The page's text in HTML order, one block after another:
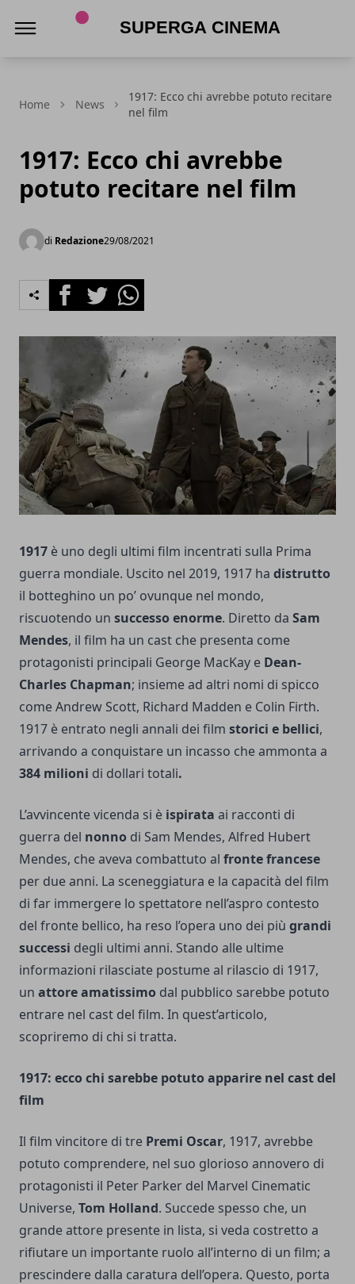
Home News
1917: Ecco chi avrebbe potuto recitare
nel film
1917: Ecco chi avrebbe
potuto recitare nel film
di Redazione29/08/2021
FacebookTwitterWhatsapp
1917 è uno degli ultimi film incentrati sulla Prima
guerra mondiale. Uscito nel 2019, 1917 ha distrutto
il botteghino un po’ ovunque nel mondo,
riscuotendo un successo enorme. Diretto da Sam
Mendes, il film ha un cast che presenta come
protagonisti principali George MacKay e Dean-
Charles Chapman; insieme ad altri nomi di spicco
come Andrew Scott, Richard Madden e Colin Firth.
1917 è entrato negli annali dei film storici e bellici,
arrivando a conquistare un incasso che ammonta a
384 milioni di dollari totali.
L’avvincente vicenda si è ispirata ai racconti di
guerra del nonno di Sam Mendes, Alfred Hubert
Mendes, che aveva combattuto al fronte francese
per due anni. La sceneggiatura e la capacità del film
di far immergere lo spettatore nell’aspro contesto
del fronte bellico, ha reso l’opera uno dei più grandi
successi degli ultimi anni. Stando alle ultime
informazioni rilasciate postume al rilascio di 1917,
un attore amatissimo dal pubblico sarebbe potuto
entrare nel cast del film. In quest’articolo,
scopriremo di chi si tratta.
1917: ecco chi sarebbe potuto apparire nel cast del
film
Il film vincitore di tre Premi Oscar, 1917, avrebbe
potuto comprendere, nel suo glorioso annovero di
protagonisti il Peter Parker del Marvel Cinematic
Universe, Tom Holland. Succede spesso che, un
grande attore presente in lista, si veda costretto a
rifiutare un importante ruolo all’interno di un film; a
prescindere dalla caratura dell’opera. Questo, porta